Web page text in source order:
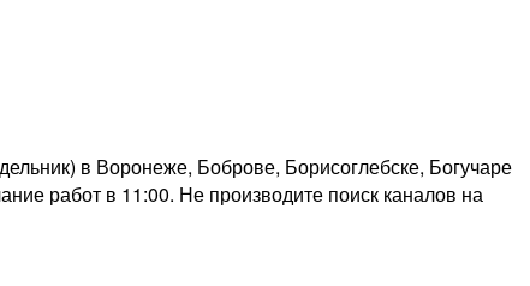
в Воронеже, Боброве, Борисоглебске, Богучаре
работ в 11:00. Не производите поиск каналов на